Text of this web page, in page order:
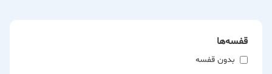
قفسه‌ها
بدون قفسه